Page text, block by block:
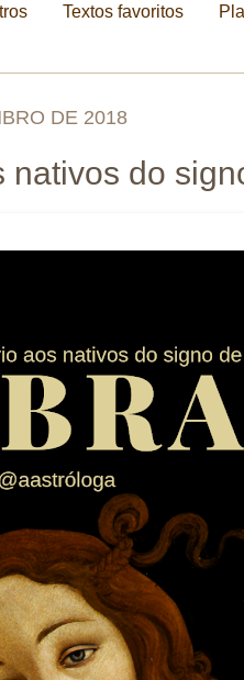
Textos favoritos
DE 2018
nativos do